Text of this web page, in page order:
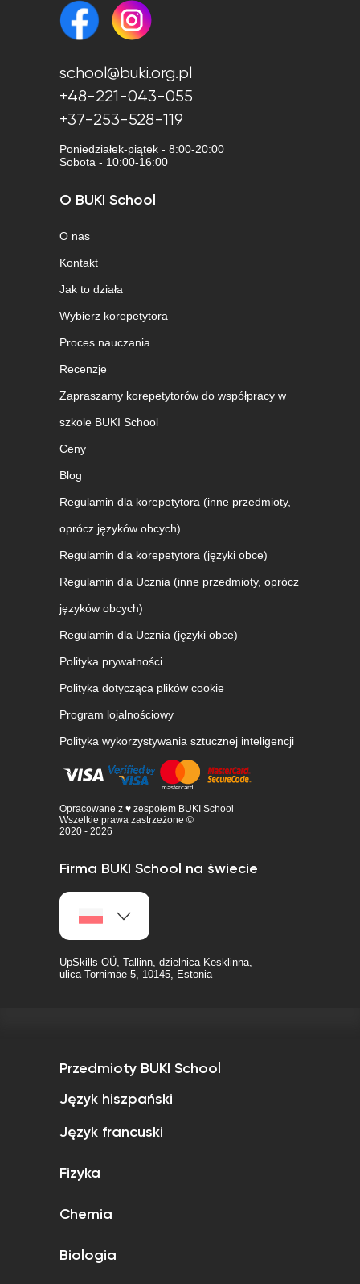
school@buki.org.pl
+48-221-043-055
+37-253-528-119
Poniedziałek-piątek - 8:00-20:00
Sobota - 10:00-16:00
O BUKI School
O nas
Kontakt
Jak to działa
Wybierz korepetytora
Proces nauczania
Recenzje
Zapraszamy korepetytorów do współpracy w
szkole BUKI School
Ceny
Blog
Regulamin dla korepetytora (inne przedmioty,
oprócz języków obcych)
Regulamin dla korepetytora (języki obce)
Regulamin dla Ucznia (inne przedmioty, oprócz
języków obcych)
Regulamin dla Ucznia (języki obce)
Polityka prywatności
Polityka dotycząca plików cookie
Program lojalnościowy
Polityka wykorzystywania sztucznej inteligencji
Opracowane z ♥ zespołem BUKI School
Wszelkie prawa zastrzeżone ©
2020 - 2026
Firma BUKI School na świecie
UpSkills OÜ, Tallinn, dzielnica Kesklinna,
ulica Tornimäe 5, 10145, Estonia
Przedmioty BUKI School
Język hiszpański
Język francuski
Fizyka
Chemia
Biologia